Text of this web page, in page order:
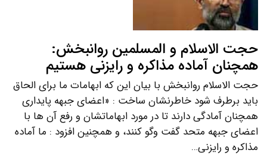
حجت الاسلام و المسلمین روانبخش:
همچنان آماده مذاکره و رایزنی هستیم
حجت الاسلام روانبخش با بیان این که ابهامات ما برای الحاق
باید برطرف شود خاطرنشان ساخت : «اعضای جبهه پایداری
همچنان آمادگی دارند تا در مورد ابهاماتشان و رفع آن ها با
اعضای جبهه متحد گفت وگو کنند، و همچنین افزود : ما آماده
مذاکره و رایزنی…